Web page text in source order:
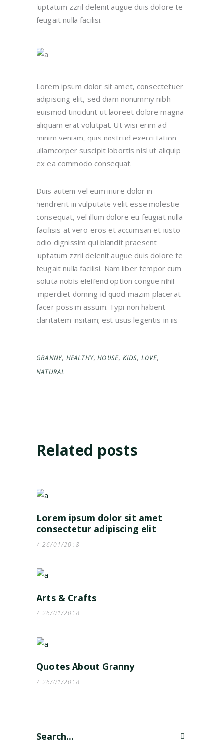
luptatum zzril delenit augue duis dolore te
feugait nulla facilisi.
Lorem ipsum dolor sit amet, consectetuer
adipiscing elit, sed diam nonummy nibh
euismod tincidunt ut laoreet dolore magna
aliquam erat volutpat. Ut wisi enim ad
minim veniam, quis nostrud exerci tation
ullamcorper suscipit lobortis nisl ut aliquip
ex ea commodo consequat.
Duis autem vel eum iriure dolor in
hendrerit in vulputate velit esse molestie
consequat, vel illum dolore eu feugiat nulla
facilisis at vero eros et accumsan et iusto
odio dignissim qui blandit praesent
luptatum zzril delenit augue duis dolore te
feugait nulla facilisi. Nam liber tempor cum
soluta nobis eleifend option congue nihil
imperdiet doming id quod mazim placerat
facer possim assum. Typi non habent
claritatem insitam; est usus legentis in iis
GRANNY, HEALTHY,HOUSE, KIDS, LOVE,
NATURAL
Related posts
Lorem ipsum dolor sit amet
consectetur adipiscing elit
26/01/2018
Arts & Crafts
26/01/2018
Quotes About Granny
26/01/2018
Search